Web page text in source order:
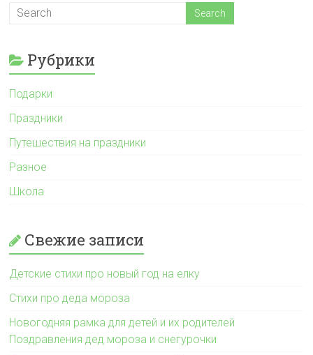
Рубрики
Подарки
Праздники
Путешествия на праздники
Разное
Школа
Свежие записи
Детские стихи про новый год на елку
Стихи про деда мороза
Новогодняя рамка для детей и их родителей
Поздравления дед мороза и снегурочки